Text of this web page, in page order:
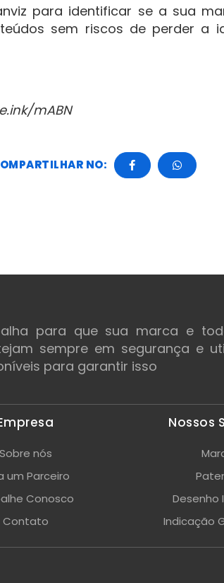
para identificar se a sua
sem riscos de perder a
mABN
NO:
para que sua marca e
sempre em segurança e
para garantir isso
Sobre nós
um Parceiro
Conosco
Contato
Nossos
Desenho
Indicação